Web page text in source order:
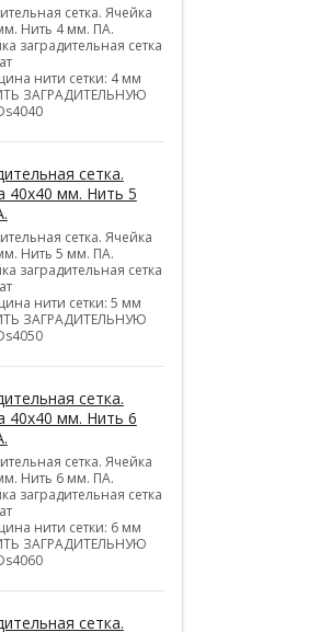
сетка. Ячейка
Нить 4 мм. ПА.
заградительная сетка
нити сетки: 4 мм
ЗАГРАДИТЕЛЬНУЮ
сетка.
40х40 мм. Нить 5
сетка. Ячейка
Нить 5 мм. ПА.
заградительная сетка
нити сетки: 5 мм
ЗАГРАДИТЕЛЬНУЮ
сетка.
40х40 мм. Нить 6
сетка. Ячейка
Нить 6 мм. ПА.
заградительная сетка
нити сетки: 6 мм
ЗАГРАДИТЕЛЬНУЮ
сетка.